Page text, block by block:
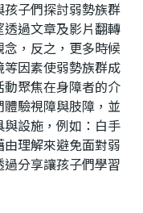
子們探討弱勢族群
過文章及影片翻轉
念，反之，更多時候
因素使弱勢族群成
聚焦在身障者的介
驗視障與肢障，並
設施，例如：白手
理解來避免面對弱
分享讓孩子們學習